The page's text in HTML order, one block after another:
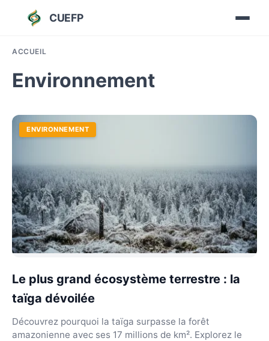
CUEFP
ACCUEIL
Environnement
ENVIRONNEMENT
Le plus grand écosystème terrestre : la
taïga dévoilée
Découvrez pourquoi la taïga surpasse la forêt
amazonienne avec ses 17 millions de km². Explorez le